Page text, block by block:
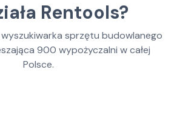
Rentools?
sprzętu budowlanego
900 wypożyczalni w całej
Polsce.